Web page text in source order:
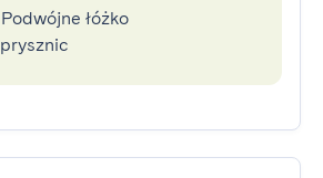
Podwójne łóżko
prysznic